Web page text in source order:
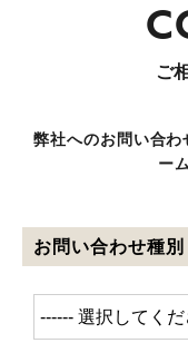
ご
弊社へのお問い合わ
ー
お問い合わせ種別